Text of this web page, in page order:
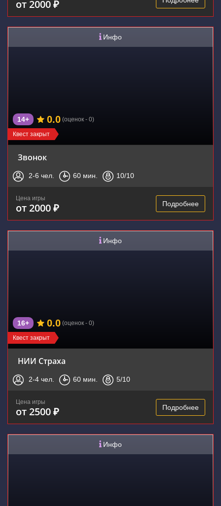
от 2000 ₽
Инфо
Квест закрыт
14+ 0.0 (оценок - 0)
Звонок
2-6 чел. 60 мин. 10/10
Цена игры
от 2000 ₽ Подробнее
Инфо
Квест закрыт
16+ 0.0 (оценок - 0)
НИИ Страха
2-4 чел. 60 мин. 5/10
Цена игры
от 2500 ₽ Подробнее
Инфо